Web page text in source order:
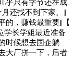
乎只有字节还在成
还找不到下家。||
的，赚钱最重要||【
学长学姐最近准备
时候想去国企躺
大厂拼一下，后者